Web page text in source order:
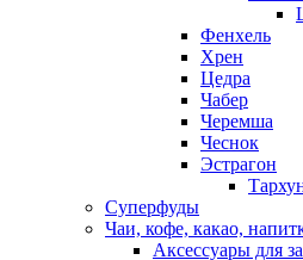
Фенхель
Хрен
Цедра
Чабер
Черемша
Чеснок
Эстрагон
Суперфуды
Чаи, кофе, какао,
Аксессуары для